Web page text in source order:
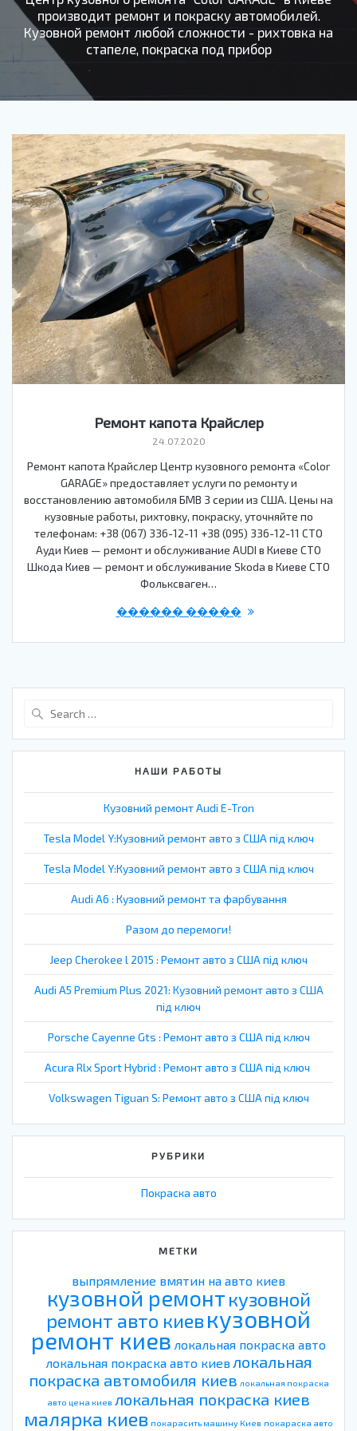
производит ремонт и покраску автомобилей.
Кузовной ремонт любой сложности - рихтовка на
стапеле, покраска под прибор
Ремонт капота Крайслер
24.07.2020
Ремонт капота Крайслер Центр кузовного ремонта «Color
GARAGE» предоставляет услуги по ремонту и
восстановлению автомобиля БМВ 3 серии из США. Цены на
кузовные работы, рихтовку, покраску, уточняйте по
телефонам: +38 (067) 336-12-11 +38 (095) 336-12-11 СТО
Ауди Киев — ремонт и обслуживание AUDI в Киеве СТО
Шкода Киев — ремонт и обслуживание Skoda в Киеве СТО
Фольксваген…
������ �����
НАШИ РАБОТЫ
Кузовний ремонт Audi E-Tron
Tesla Model Y:Кузовний ремонт авто з США під ключ
Tesla Model Y:Кузовний ремонт авто з США під ключ
Audi A6 : Кузовний ремонт та фарбування
Разом до перемоги!
Jeep Cherokee l 2015 : Ремонт авто з США під ключ
Audi A5 Premium Plus 2021: Кузовний ремонт авто з США
під ключ
Porsche Cayenne Gts : Ремонт авто з США під ключ
Acura Rlx Sport Hybrid : Ремонт авто з США під ключ
Volkswagen Tiguan S: Ремонт авто з США під ключ
РУБРИКИ
Покраска авто
МЕТКИ
выпрямление вмятин на авто киев
кузовной ремонт кузовной
ремонт авто киев кузовной
ремонт киев локальная покраска авто
локальная покраска авто киев локальная
покраска автомобиля киев локальная покраска
авто цена киев локальная покраска киев
малярка киев покарасить машину Киев покараска авто